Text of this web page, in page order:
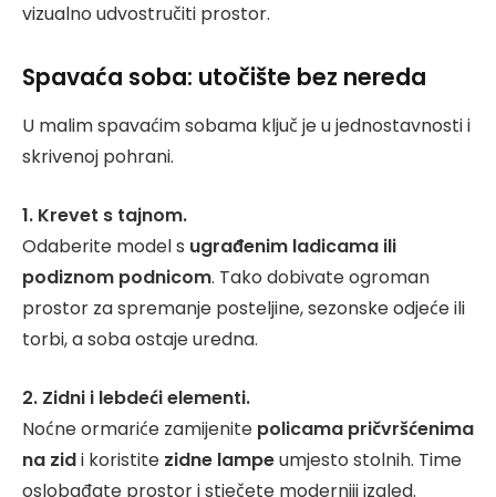
vizualno udvostručiti prostor.
Spavaća soba: utočište bez nereda
U malim spavaćim sobama ključ je u jednostavnosti i
skrivenoj pohrani.
1. Krevet s tajnom.
Odaberite model s ugrađenim ladicama ili
podiznom podnicom. Tako dobivate ogroman
prostor za spremanje posteljine, sezonske odjeće ili
torbi, a soba ostaje uredna.
2. Zidni i lebdeći elementi.
Noćne ormariće zamijenite policama pričvršćenima
na zidi koristite zidne lampeumjesto stolnih. Time
oslobađate prostor i stječete moderniji izgled.